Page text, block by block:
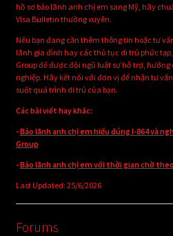
hồ sơ bảo lãnh anh chị em sang Mỹ, hãy
Visa Bulletin thường xuyên.
Nếu bạn đang cần thêm thông tin hoặc tư
lãnh gia đình hay các thủ tục di trú phức
Group để được đội ngũ luật sư hỗ trợ,
nghiệp. Hãy kết nối với đơn vị để nhận tư
suốt quá trình di trú của bạn.
Các bài viết hay khác:
-Bảo lãnh anh chị em hiểu đúng I-864 và
Group
-Bảo lãnh anh chị em với thời gian chờ
Last Updated: 25/6/2026
Forums